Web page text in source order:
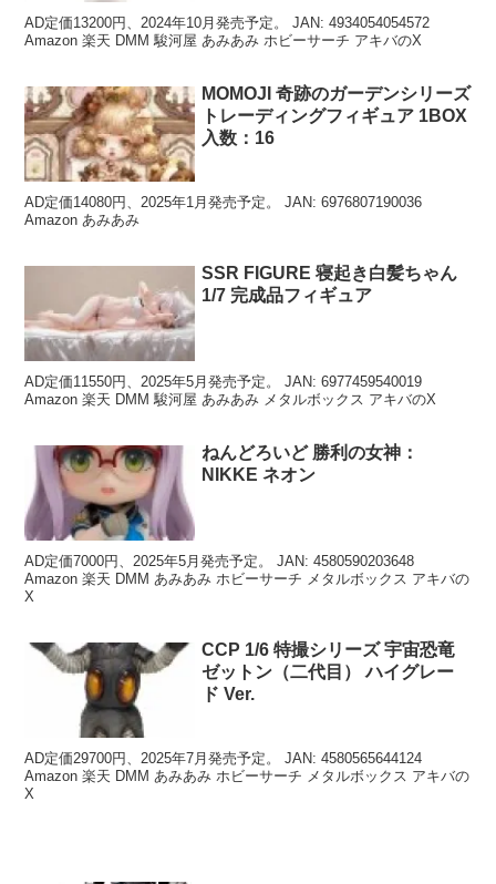
AD定価13200円、2024年10月発売予定。 JAN: 4934054054572
Amazon 楽天 DMM 駿河屋 あみあみ ホビーサーチ アキバのX
MOMOJI 奇跡のガーデンシリーズ
トレーディングフィギュア 1BOX
入数：16
AD定価14080円、2025年1月発売予定。 JAN: 6976807190036
Amazon あみあみ
SSR FIGURE 寝起き白髪ちゃん
1/7 完成品フィギュア
AD定価11550円、2025年5月発売予定。 JAN: 6977459540019
Amazon 楽天 DMM 駿河屋 あみあみ メタルボックス アキバのX
ねんどろいど 勝利の女神：
NIKKE ネオン
AD定価7000円、2025年5月発売予定。 JAN: 4580590203648
Amazon 楽天 DMM あみあみ ホビーサーチ メタルボックス アキバの
X
CCP 1/6 特撮シリーズ 宇宙恐竜
ゼットン（二代目） ハイグレー
ド Ver.
AD定価29700円、2025年7月発売予定。 JAN: 4580565644124
Amazon 楽天 DMM あみあみ ホビーサーチ メタルボックス アキバの
X